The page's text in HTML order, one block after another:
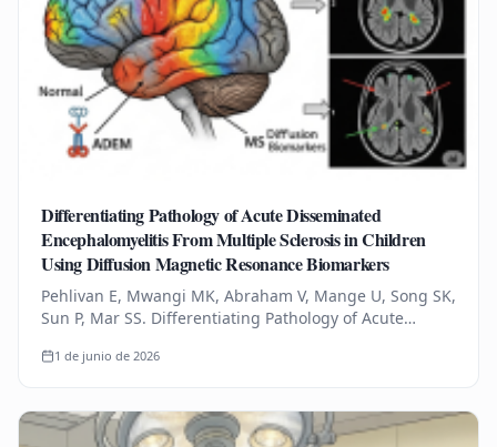
Differentiating Pathology of Acute Disseminated
Encephalomyelitis From Multiple Sclerosis in Children
Using Diffusion Magnetic Resonance Biomarkers
Pehlivan E, Mwangi MK, Abraham V, Mange U, Song SK,
Sun P, Mar SS. Differentiating Pathology of Acute
Sclerosis in Children Using…
1 de junio de 2026